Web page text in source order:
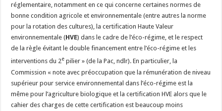
réglementaire, notamment en ce qui concerne certaines normes de
bonne condition agricole et environnementale (entre autres la norme
pour la rotation des cultures), la certification Haute Valeur
environnementale (HVE) dans le cadre de l’éco-régime, et le respect
de la règle évitant le double financement entre l’éco-régime et les
interventions du 2e pilier » (de la Pac, ndlr). En particulier, la
Commission « note avec préoccupation que la rémunération de niveau
supérieur pour service environnemental dans l’éco-régime est la
même pour l’agriculture biologique et la certification HVE alors que le
cahier des charges de cette certification est beaucoup moins